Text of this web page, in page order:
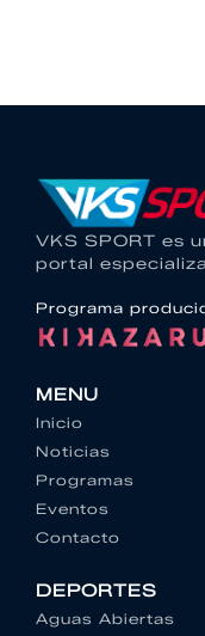
VKS SPORT es
portal
Programa
MENU
Inicio
Noticias
Programas
Eventos
Contacto
DEPORTES
Aguas Abiertas